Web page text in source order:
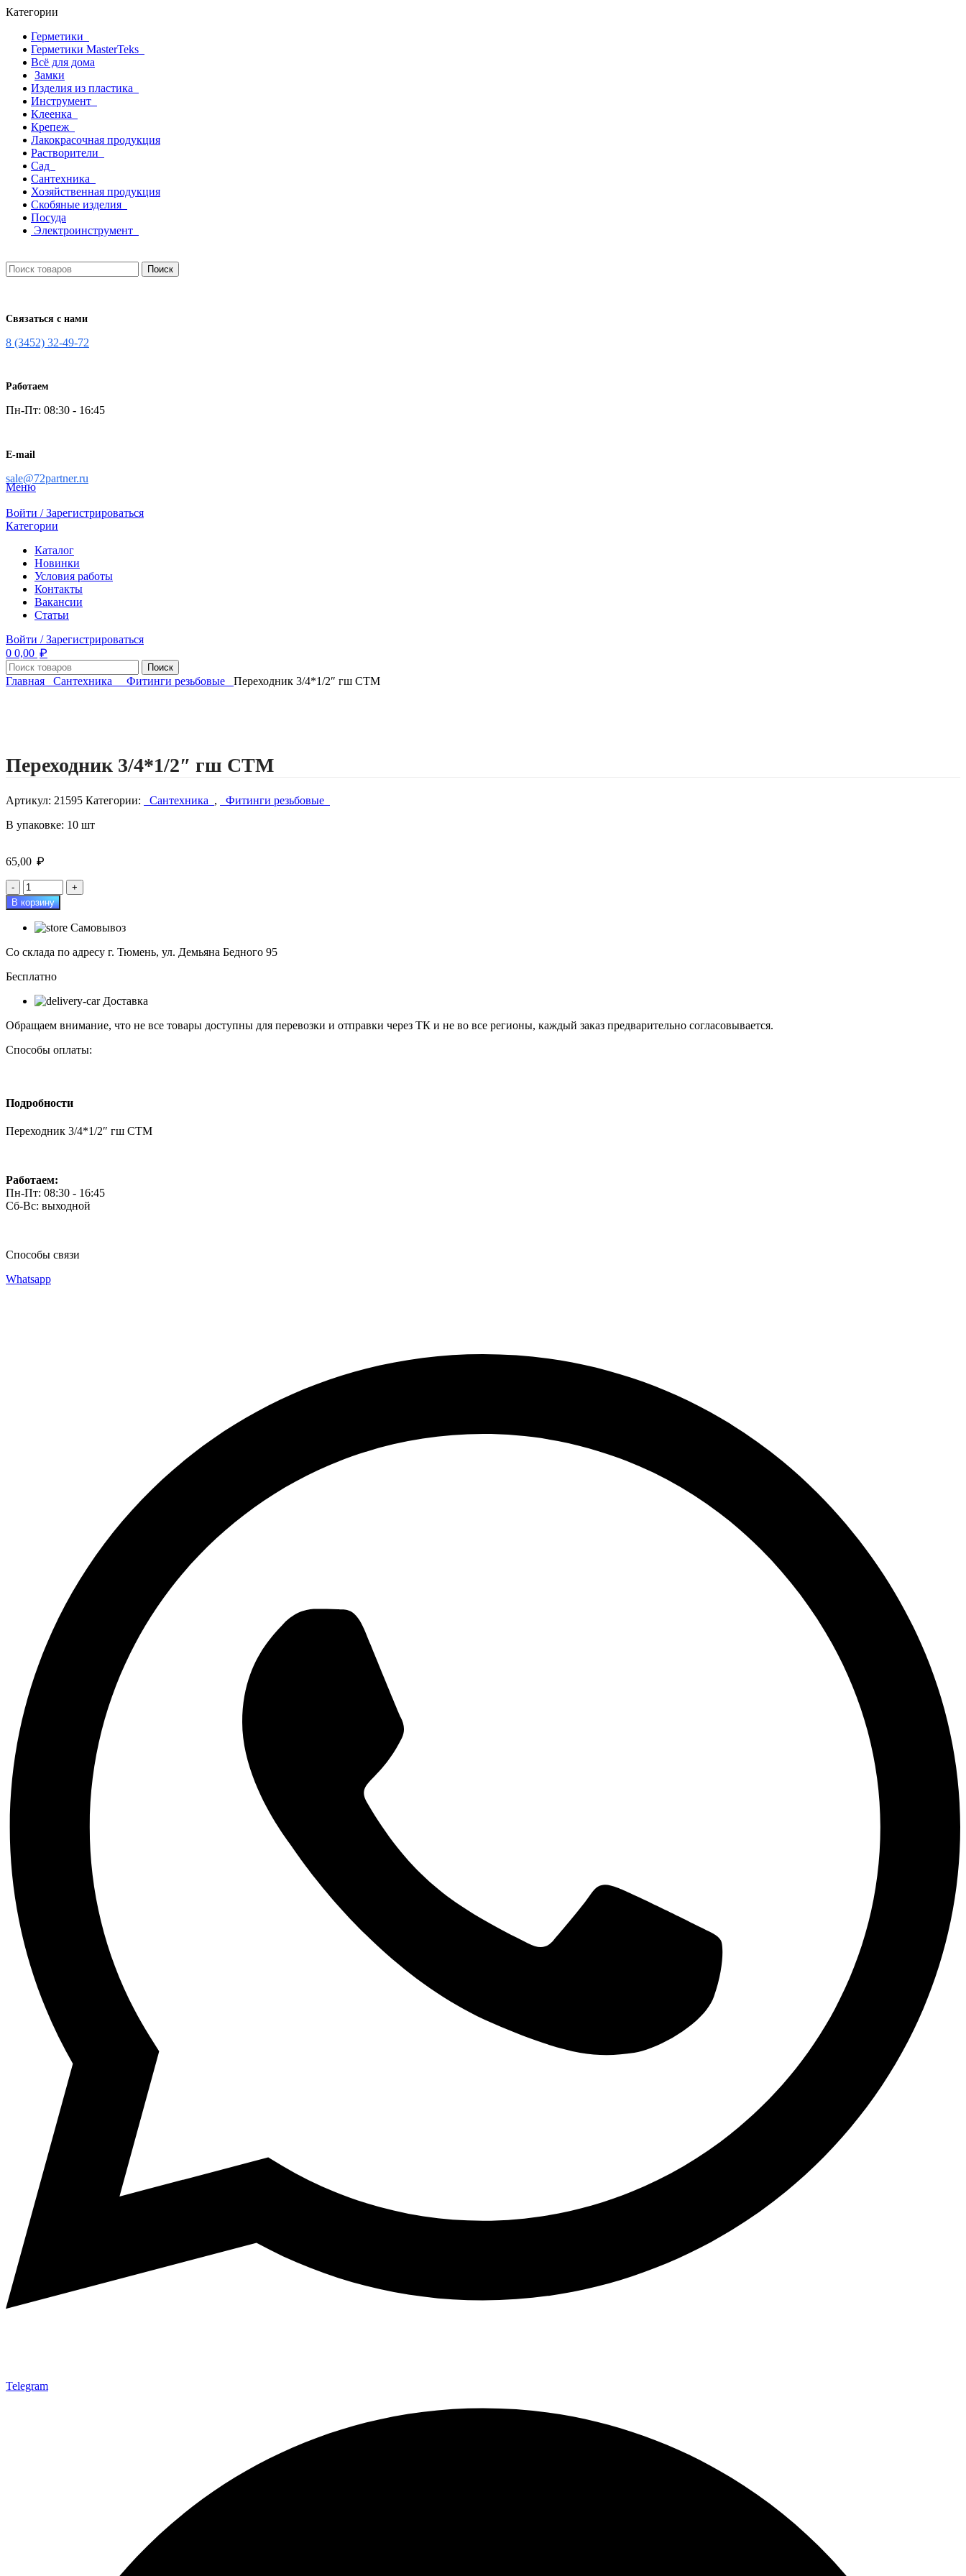
Категории
Герметики
Герметики MasterTeks
Всё для дома
Замки
Изделия из пластика
Инструмент
Клеенка
Крепеж
Лакокрасочная продукция
Растворители
Сад
Сантехника
Хозяйственная продукция
Скобяные изделия
Посуда
Электроинструмент
Поиск
Связаться с нами
8 (3452) 32-49-72
Работаем
Пн-Пт: 08:30 - 16:45
E-mail
sale@72partner.ru
Меню
Войти / Зарегистрироваться
Категории
Каталог
Новинки
Условия работы
Контакты
Вакансии
Статьи
Войти / Зарегистрироваться
0 0,00 ₽
Поиск
Главная Сантехника Фитинги резьбовые Переходник 3/4*1/2″ гш СТМ
Переходник 3/4*1/2″ гш СТМ
Артикул: 21595 Категории: Сантехника ,
Фитинги резьбовые
В упаковке: 10 шт
65,00 ₽
Количество
товара
Переходник
3/4*1/2"
гш
СТМ
В корзину
Самовывоз
Со склада по адресу г. Тюмень, ул. Демьяна Бедного 95
Бесплатно
Доставка
Обращаем внимание, что не все товары доступны для перевозки и отправки через ТК и не во все регионы, каждый заказ предварительно согласовывается.
Способы оплаты:
Подробности
Переходник 3/4*1/2″ гш СТМ
Работаем:
Пн-Пт: 08:30 - 16:45
Сб-Вс: выходной
Способы связи
Whatsapp
Telegram